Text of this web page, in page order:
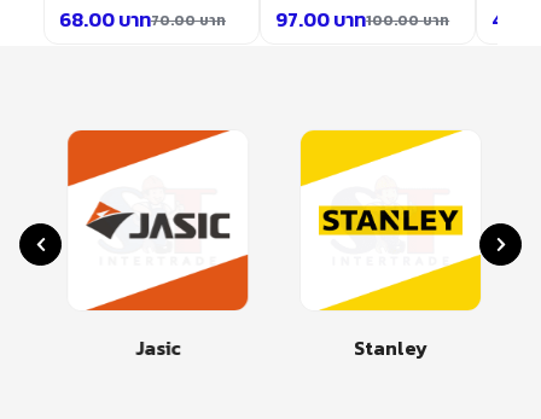
70.00บาท
68.00บาท 100.00บาท
97.00บาท
Jasic Stanley